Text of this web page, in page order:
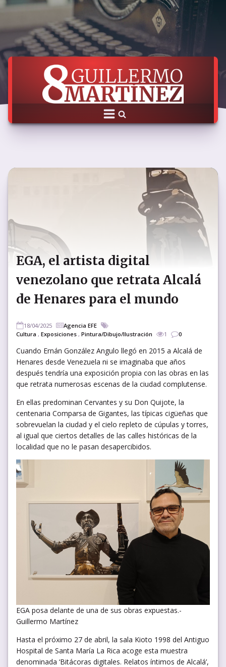
EGA, el artista digital
venezolano que retrata Alcalá
de Henares para el mundo
18/04/2025
Agencia EFE
Cultura , Exposiciones , Pintura/Dibujo/Ilustración 1 0
Cuando Ernán González Angulo llegó en 2015 a Alcalá de
Henares desde Venezuela ni se imaginaba que años
después tendría una exposición propia con las obras en las
que retrata numerosas escenas de la ciudad complutense.
En ellas predominan Cervantes y su Don Quijote, la
centenaria Comparsa de Gigantes, las típicas cigüeñas que
sobrevuelan la ciudad y el cielo repleto de cúpulas y torres,
al igual que ciertos detalles de las calles históricas de la
localidad que no le pasan desapercibidos.
EGA posa delante de una de sus obras expuestas.-
Guillermo Martínez
Hasta el próximo 27 de abril, la sala Kioto 1998 del Antiguo
Hospital de Santa María La Rica acoge esta muestra
denominada ‘Bitácoras digitales. Relatos íntimos de Alcalá’,